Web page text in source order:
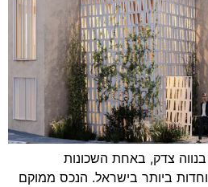
בנווה צדק, באחת השכונות
ביותר בישראל. הנכס ממוקם